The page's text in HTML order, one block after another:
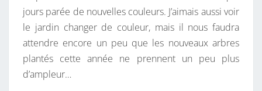
jours parée de nouvelles couleurs. J’aimais aussi voir
le jardin changer de couleur, mais il nous faudra
attendre encore un peu que les nouveaux arbres
plantés cette année ne prennent un peu plus
d’ampleur…